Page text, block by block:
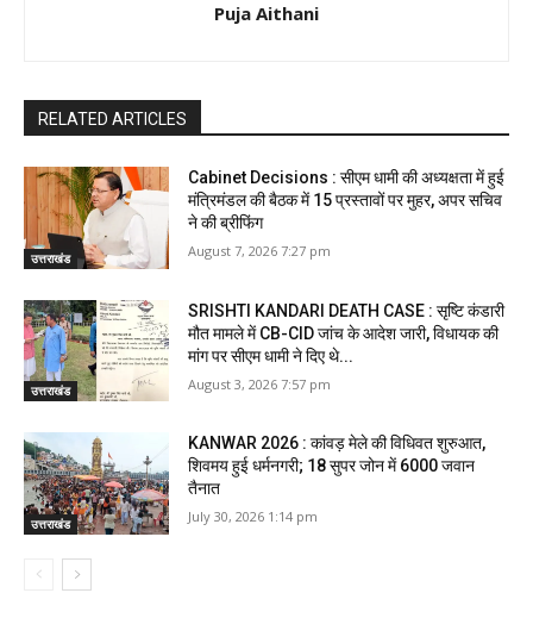
Puja Aithani
RELATED ARTICLES
उत्तराखंड
Cabinet Decisions : सीएम धामी की अध्यक्षता में हुई
मंत्रिमंडल की बैठक में 15 प्रस्तावों पर मुहर, अपर सचिव
ने की ब्रीफिंग
August 7, 2026 7:27 pm
उत्तराखंड
SRISHTI KANDARI DEATH CASE : सृष्टि कंडारी
मौत मामले में CB-CID जांच के आदेश जारी, विधायक की
मांग पर सीएम धामी ने दिए थे...
August 3, 2026 7:57 pm
उत्तराखंड
KANWAR 2026 : कांवड़ मेले की विधिवत शुरुआत,
शिवमय हुई धर्मनगरी; 18 सुपर जोन में 6000 जवान
तैनात
July 30, 2026 1:14 pm